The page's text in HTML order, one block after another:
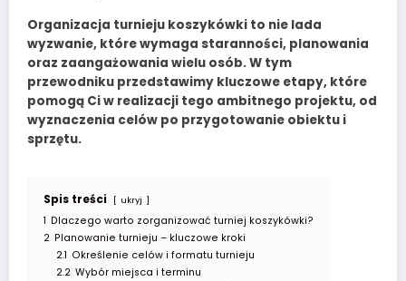
Organizacja turnieju koszykówki to nie lada
wyzwanie, które wymaga staranności, planowania
oraz zaangażowania wielu osób. W tym
przewodniku przedstawimy kluczowe etapy, które
pomogą Ci w realizacji tego ambitnego projektu, od
wyznaczenia celów po przygotowanie obiektu i
sprzętu.
Spis treści ukryj
1 Dlaczego warto zorganizować turniej koszykówki?
2 Planowanie turnieju – kluczowe kroki
2.1 Określenie celów i formatu turnieju
2.2 Wybór miejsca i terminu